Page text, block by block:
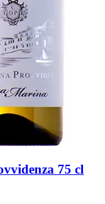
75 cl